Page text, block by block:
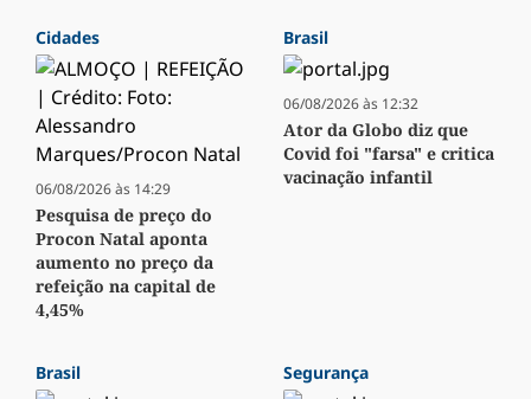
Cidades
06/08/2026 às 14:29
Pesquisa de preço do
Procon Natal aponta
aumento no preço da
refeição na capital de
4,45%
Brasil
06/08/2026 às 12:32
Ator da Globo diz que
Covid foi "farsa" e critica
vacinação infantil
Brasil Segurança